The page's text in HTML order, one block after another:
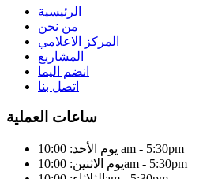
الرئيسية
من نحن
المركز الاعلامي
المشاريع
انضم اليما
اتصل بنا
ساعات العملية
يوم الأحد: 10:00 am - 5:30pm
يوم الاثنين: 10:00am - 5:30pm